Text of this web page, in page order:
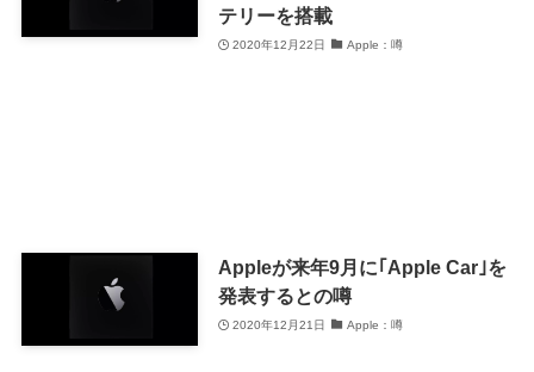
テリーを搭載
2020年12月22日 Apple：噂
Appleが来年9月に｢Apple Car｣を
発表するとの噂
2020年12月21日 Apple：噂